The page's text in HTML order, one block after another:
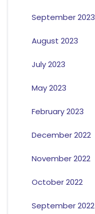
September 2023
August 2023
July 2023
May 2023
February 2023
December 2022
November 2022
October 2022
September 2022